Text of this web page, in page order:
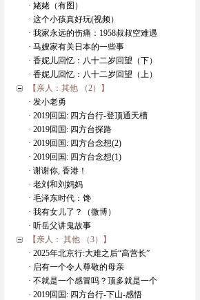
· 姥姥（有图）
· 这个小孩真好玩(视频）
· 我家永远的伤痛：1958叔叔空难遇
· 马嫂家有关日本的一些事
· 香妮儿回忆：八十二岁回望（下）
· 香妮儿回忆：八十二岁回望（上）
【亲人：其他 （2）】
· 发小老勇
· 2019回国: 四方台行-登顶通天槽
· 2019回国: 四方台探路
· 2019回国: 四方台念想(2)
· 2019回国: 四方台念想(1)
· 谢谢你, 香港！
· 老刘和刘妈妈
· 毛泽东时代：馋
· 我有女儿了？（微博）
· 听岳父讲鬼故事
【亲人： 其他 （3）】
· 2025年北京行:大难之后“高营长”
· 启有一个令人尊敬的母亲
· 不就是一个感冒吗？顶多就是一个
· 2019回国: 四方台行-下山-感悟